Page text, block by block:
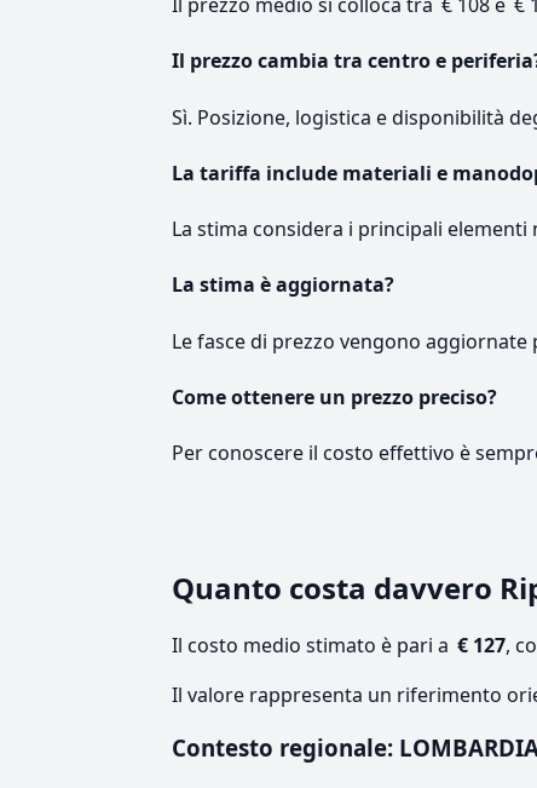
Il prezzo cambia tra centro e
Sì. Posizione, logistica e disponibilità
La tariffa include materiali e
La stima considera i principali
La stima è aggiornata?
Le fasce di prezzo vengono
Come ottenere un prezzo preciso?
Per conoscere il costo effettivo è
Quanto costa davvero
Il costo medio stimato è pari a € 127,
Il valore rappresenta un riferimento
Contesto regionale: